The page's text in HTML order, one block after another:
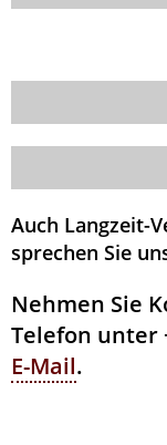
Auch Langzeit-
sprechen Sie
Nehmen Sie
Telefon unter
E-Mail.